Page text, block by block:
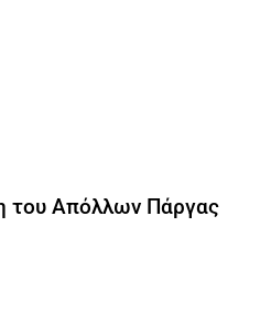
του Απόλλων Πάργας